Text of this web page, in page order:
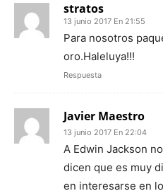
stratos
13 junio 2017 En 21:55
Para nosotros
oro.Haleluya!!!
Respuesta
Javier Maestro
13 junio 2017 En 22:04
A Edwin Jackson
dicen que es muy
en interesarse en